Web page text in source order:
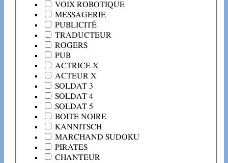
VOIX ROBOTIQUE
MESSAGERIE
PUBLICITÉ
TRADUCTEUR
ROGERS
PUB
ACTRICE X
ACTEUR X
SOLDAT 3
SOLDAT 4
SOLDAT 5
BOITE NOIRE
KANNITSCH
MARCHAND SUDOKU
PIRATES
CHANTEUR